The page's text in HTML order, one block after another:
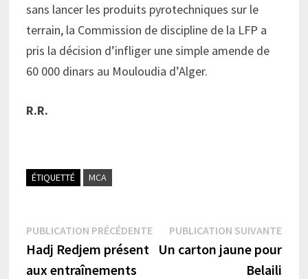
sans lancer les produits pyrotechniques sur le
terrain, la Commission de discipline de la LFP a
pris la décision d’infliger une simple amende de
60 000 dinars au Mouloudia d’Alger.
R.R.
ÉTIQUETTÉ MCA
Navigation
de
PUBLICATION PRÉCÉDENTEPublication
précédente :
Hadj Redjem présent
aux entraînements
PUBLICATION SUIVANTE
Un carton jaune pour
Belaili